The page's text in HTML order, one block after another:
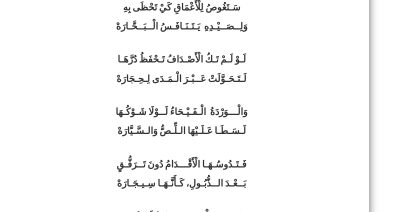
سَـتَغُوصُ لِلْأَعْمَاقِ كَيْ تَحْظَى بِهِ
وَلِــصَــيْـدِهِ يَـتَـنَـافَـسُ الْــبَــحَّـارَهْ
لَـوْ لَـمْ تَـكُ الْأَصْـدَافُ تَـحْفَظُ دُرَّهَـا
لَـتَـحَـوَّلَتْ عَــبْـرَ الْـمَـدَى لِـحِـجَارَهْ
وَالْـــوَرْدَةُ الْـفَـيْـحَاءُ لَــوْلَا شَـوْكُـهَا
لَـسَـطَـا عَـلَـيْهَا الـلِّـصُّ وَالـسَّـيَّارَهْ
فَـتَـدُوسُـهَـا الْأَقْـــدَامُ دُونَ تَــرَفُّـقٍ
بَــعْـدَ الــذُّبُـولِ، كَـأَنَّـهَـا سِـيـجَـارَهْ